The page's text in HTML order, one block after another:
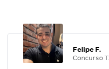
Felipe F.
Concurso